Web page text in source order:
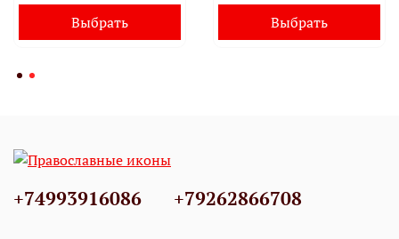
Выбрать Выбрать
+74993916086 +79262866708